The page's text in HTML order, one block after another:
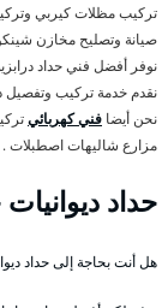
تركيب مظلات كيربي
صيانة وتصليح مخازن
نوفر أفضل فني حداد
نقدم خدمة تركيب وتفصيل
نحن أيضا فني كهربائي
مزارع شاليهات اصطبلات .
حداد
هل أنت بحاجة إلى حداد